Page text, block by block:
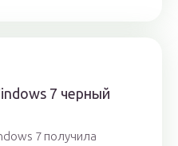
7 черный
7 получила